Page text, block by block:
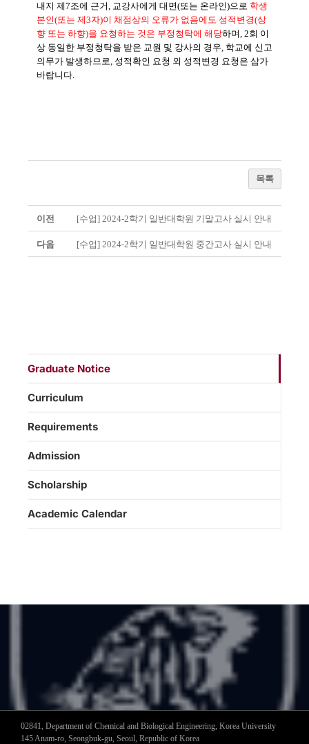
내지 제7조에 근거, 교강사에게 대면(또는 온라인)으로 학생
본인(또는 제3자)이 채점상의 오류가 없음에도 성적변경(상
향 또는 하향)을 요청하는 것은 부정청탁에 해당하며, 2회 이
상 동일한 부정청탁을 받은 교원 및 강사의 경우, 학교에 신고
의무가 발생하므로, 성적확인 요청 외 성적변경 요청은 삼가
바랍니다.
목록
이전 [수업] 2024-2학기 일반대학원 기말고사 실시 안내
다음 [수업] 2024-2학기 일반대학원 중간고사 실시 안내
Graduate Notice
Curriculum
Requirements
Admission
Scholarship
Academic Calendar
02841, Department of Chemical and Biological Engineering, Korea University
145 Anam-ro, Seongbuk-gu, Seoul, Republic of Korea